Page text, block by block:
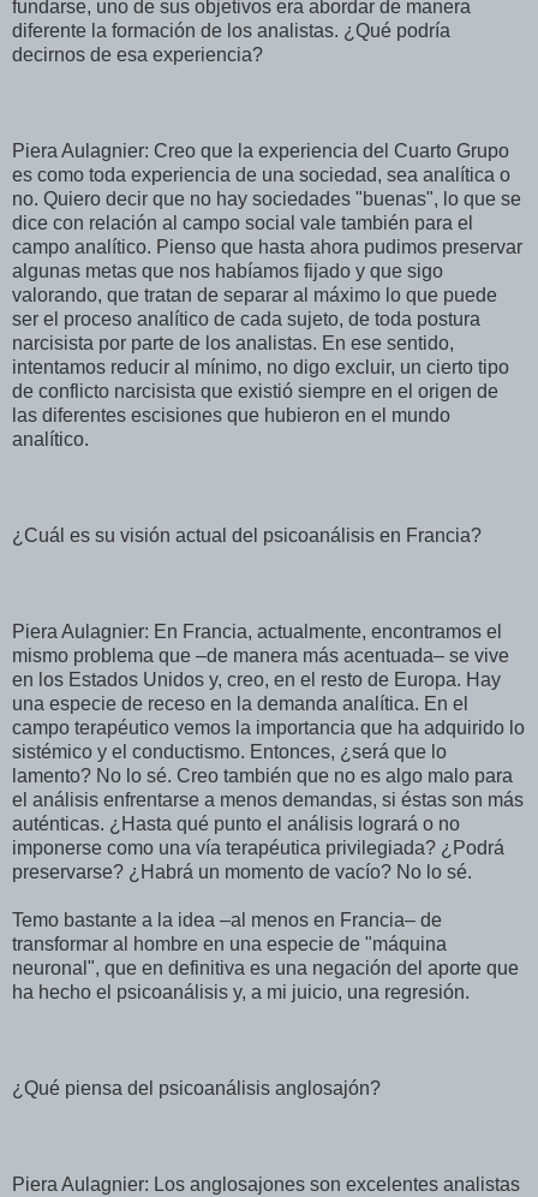
fundarse, uno de sus objetivos era abordar de manera
diferente la formación de los analistas. ¿Qué podría
decirnos de esa experiencia?
Piera Aulagnier: Creo que la experiencia del Cuarto Grupo
es como toda experiencia de una sociedad, sea analítica o
no. Quiero decir que no hay sociedades "buenas", lo que se
dice con relación al campo social vale también para el
campo analítico. Pienso que hasta ahora pudimos preservar
algunas metas que nos habíamos fijado y que sigo
valorando, que tratan de separar al máximo lo que puede
ser el proceso analítico de cada sujeto, de toda postura
narcisista por parte de los analistas. En ese sentido,
intentamos reducir al mínimo, no digo excluir, un cierto tipo
de conflicto narcisista que existió siempre en el origen de
las diferentes escisiones que hubieron en el mundo
analítico.
¿Cuál es su visión actual del psicoanálisis en Francia?
Piera Aulagnier: En Francia, actualmente, encontramos el
mismo problema que –de manera más acentuada– se vive
en los Estados Unidos y, creo, en el resto de Europa. Hay
una especie de receso en la demanda analítica. En el
campo terapéutico vemos la importancia que ha adquirido lo
sistémico y el conductismo. Entonces, ¿será que lo
lamento? No lo sé. Creo también que no es algo malo para
el análisis enfrentarse a menos demandas, si éstas son más
auténticas. ¿Hasta qué punto el análisis logrará o no
imponerse como una vía terapéutica privilegiada? ¿Podrá
preservarse? ¿Habrá un momento de vacío? No lo sé.
Temo bastante a la idea –al menos en Francia– de
transformar al hombre en una especie de "máquina
neuronal", que en definitiva es una negación del aporte que
ha hecho el psicoanálisis y, a mi juicio, una regresión.
¿Qué piensa del psicoanálisis anglosajón?
Piera Aulagnier: Los anglosajones son excelentes analistas